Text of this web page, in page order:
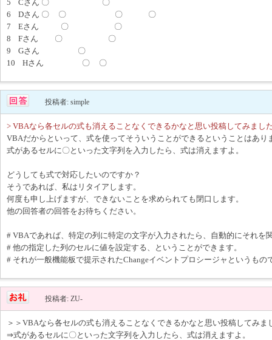
5 Cさん 〇 〇
6 Dさん 〇 〇 〇 〇
7 Eさん 〇 〇
8 Fさん 〇 〇
9 Gさん 〇
10 Hさん 〇 〇
投稿者: simple
> VBAなら各セルの式も消えることなくできるかなと思い投稿してみまし
VBAだからといって、式を使ってそういうことができるということはあり
式があるセルに〇といった文字列を入力したら、式は消えますよ。
どうしても式で対応したいのですか？
そうであれば、私はリタイアします。
何度も申し上げますが、できないことを求められても閉口します。
他の回答者の回答をお待ちください。
# VBAであれば、特定の列に特定の文字が入力されたら、自動的にそれを
# 他の指定した列のセルに値を設定する、ということができます。
# それが一般機能板で提示されたChangeイベントプロシージャというもの
投稿者: ZU-
＞＞VBAなら各セルの式も消えることなくできるかなと思い投稿してみま
⇒式があるセルに〇といった文字列を入力したら、式は消えますよ。